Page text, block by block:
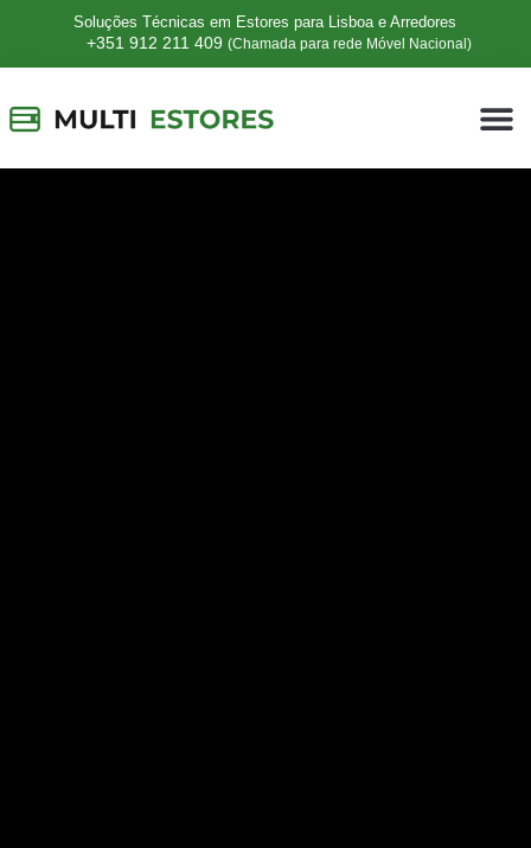
Soluções Técnicas em Estores para Lisboa e Arredores
+351 912 211 409 (Chamada para rede Móvel Nacional)